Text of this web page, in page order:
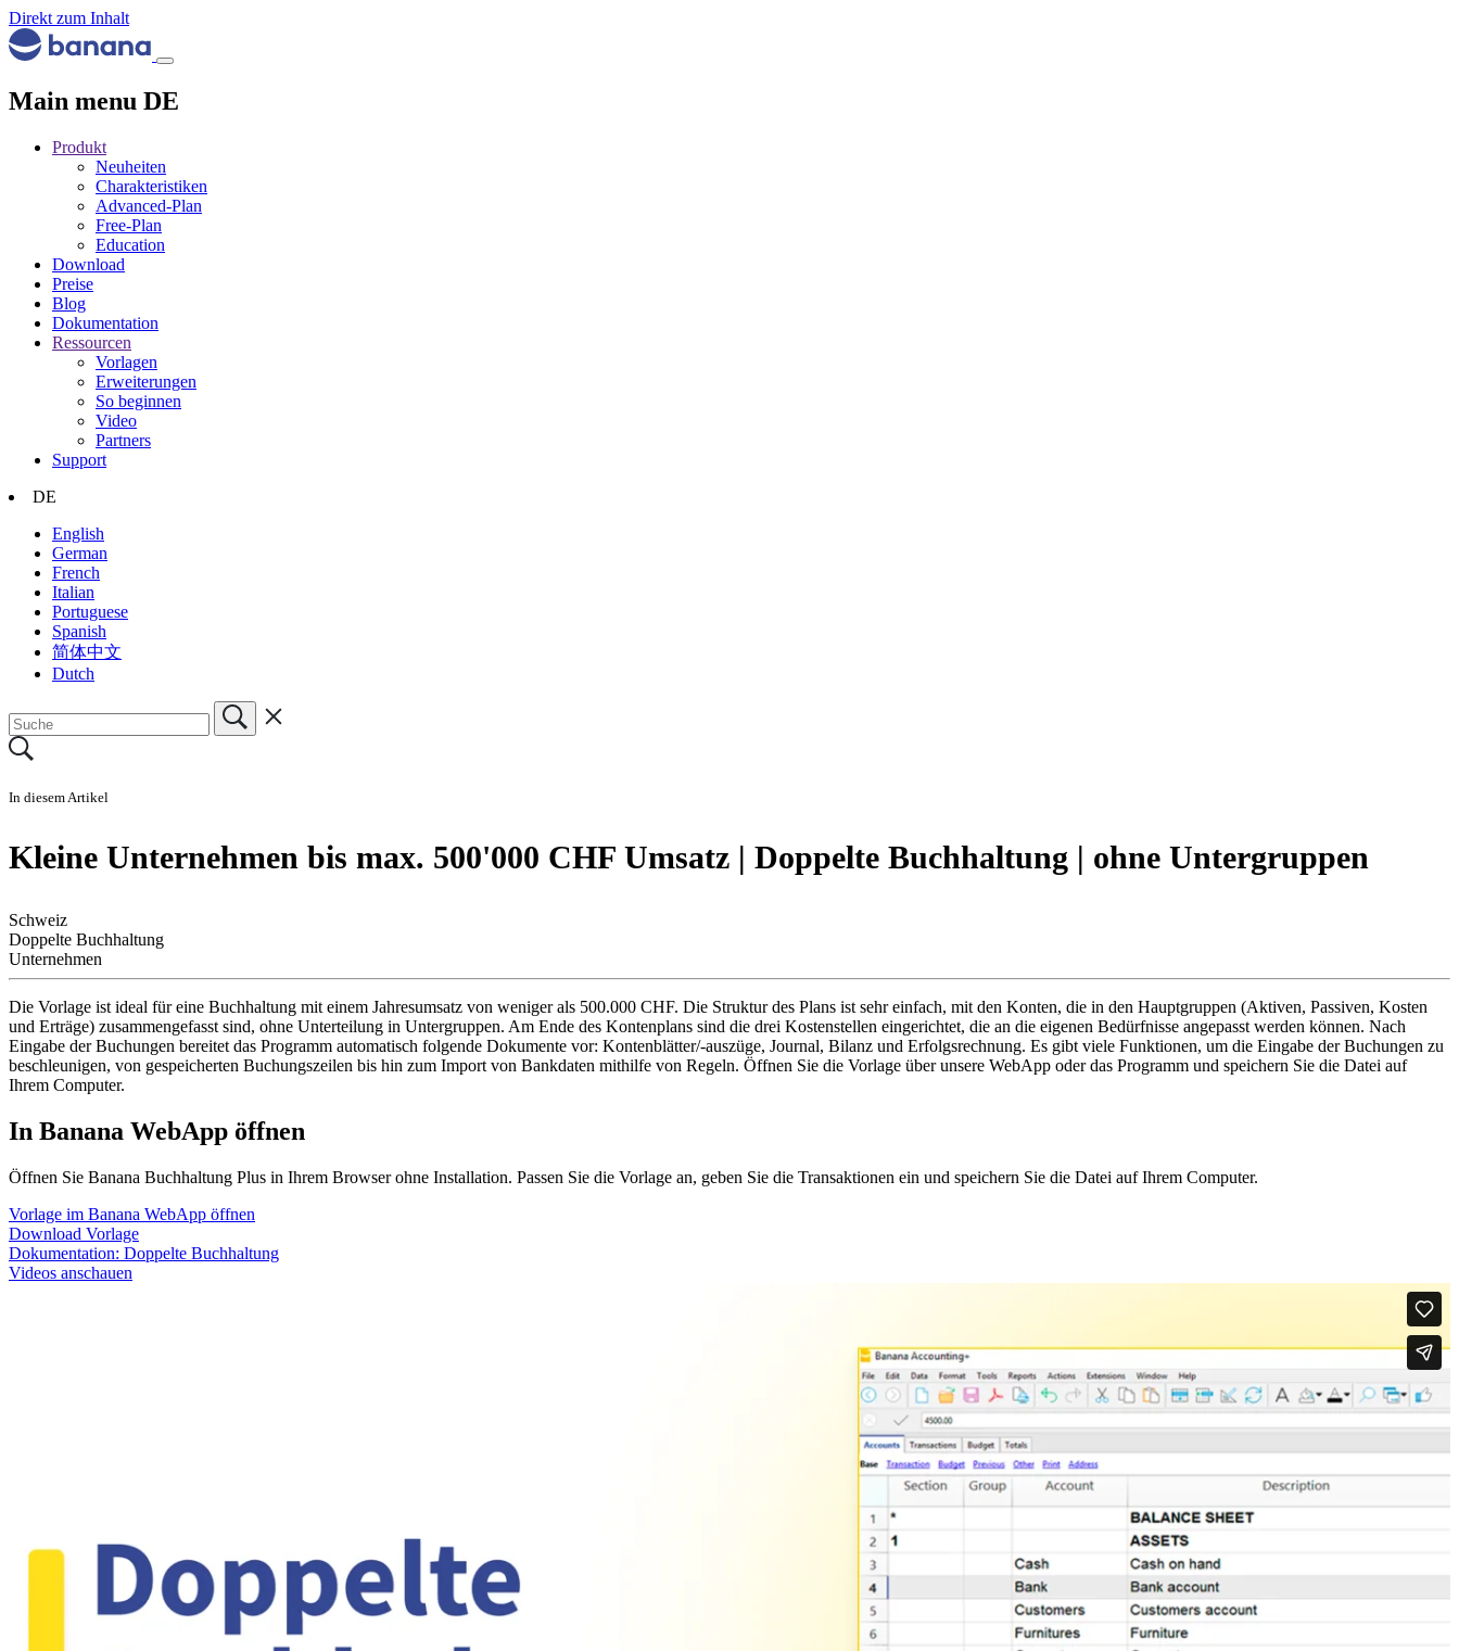
Direkt zum Inhalt
Main menu DE
Produkt
Neuheiten
Charakteristiken
Advanced-Plan
Free-Plan
Education
Download
Preise
Blog
Dokumentation
Ressourcen
Vorlagen
Erweiterungen
So beginnen
Video
Partners
Support
DE
English
German
French
Italian
Portuguese
Spanish
简体中文
Dutch
In diesem Artikel
Kleine Unternehmen bis max. 500'000 CHF Umsatz | Doppelte Buchhaltung | ohne Untergruppen
Schweiz
Doppelte Buchhaltung
Unternehmen
Die Vorlage ist ideal für eine Buchhaltung mit einem Jahresumsatz von weniger als 500.000 CHF. Die Struktur des Plans ist sehr einfach, mit den Konten, die in den Hauptgruppen (Aktiven, Passiven, Kosten
und Erträge) zusammengefasst sind, ohne Unterteilung in Untergruppen. Am Ende des Kontenplans sind die drei Kostenstellen eingerichtet, die an die eigenen Bedürfnisse angepasst werden können. Nach
Eingabe der Buchungen bereitet das Programm automatisch folgende Dokumente vor: Kontenblätter/-auszüge, Journal, Bilanz und Erfolgsrechnung. Es gibt viele Funktionen, um die Eingabe der Buchungen zu
beschleunigen, von gespeicherten Buchungszeilen bis hin zum Import von Bankdaten mithilfe von Regeln. Öffnen Sie die Vorlage über unsere WebApp oder das Programm und speichern Sie die Datei auf
Ihrem Computer.
In Banana WebApp öffnen
Öffnen Sie Banana Buchhaltung Plus in Ihrem Browser ohne Installation. Passen Sie die Vorlage an, geben Sie die Transaktionen ein und speichern Sie die Datei auf Ihrem Computer.
Vorlage im Banana WebApp öffnen
Download Vorlage
Dokumentation: Doppelte Buchhaltung
Videos anschauen